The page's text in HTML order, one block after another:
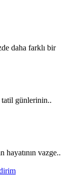
daha farklı bir
günlerinin..
vazge..